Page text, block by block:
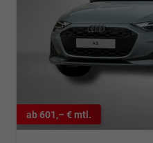
ab 601,– € mtl.